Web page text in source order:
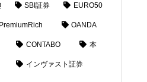
SBI証券 EURO50
OANDA
CONTABO 本
インヴァスト証券